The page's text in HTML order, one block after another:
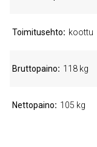
Toimitusehto koottu
Bruttopaino 118 kg
Nettopaino 105 kg